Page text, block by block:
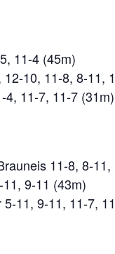
11-4 (45m)
10, 11-8, 8-11,
4, 11-7, 11-7 (31m)
11-8, 8-
9-11 (43m)
11, 9-11, 11-7,